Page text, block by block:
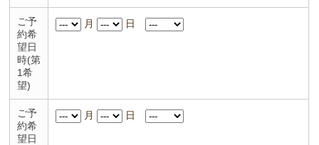
ご予
約希
望日
時(第
1希
望)
月 日
ご予
約希
望日
月 日